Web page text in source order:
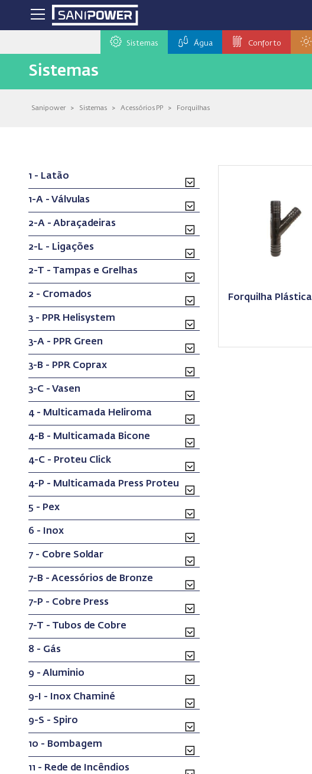
Sistemas Água Conforto
Sistemas
Sanipower > Sistemas > Acessórios PP > Forquilhas
1 - Latão
1-A - Válvulas
2-A - Abraçadeiras
2-L - Ligações
2-T - Tampas e Grelhas
2 - Cromados
3 - PPR Helisystem
3-A - PPR Green
3-B - PPR Coprax
3-C - Vasen
4 - Multicamada Heliroma
4-B - Multicamada Bicone
4-C - Proteu Click
4-P - Multicamada Press Proteu
5 - Pex
6 - Inox
7 - Cobre Soldar
7-B - Acessórios de Bronze
7-P - Cobre Press
7-T - Tubos de Cobre
8 - Gás
9 - Aluminio
9-I - Inox Chaminé
9-S - Spiro
10 - Bombagem
11 - Rede de Incêndios
Forquilha Plástica